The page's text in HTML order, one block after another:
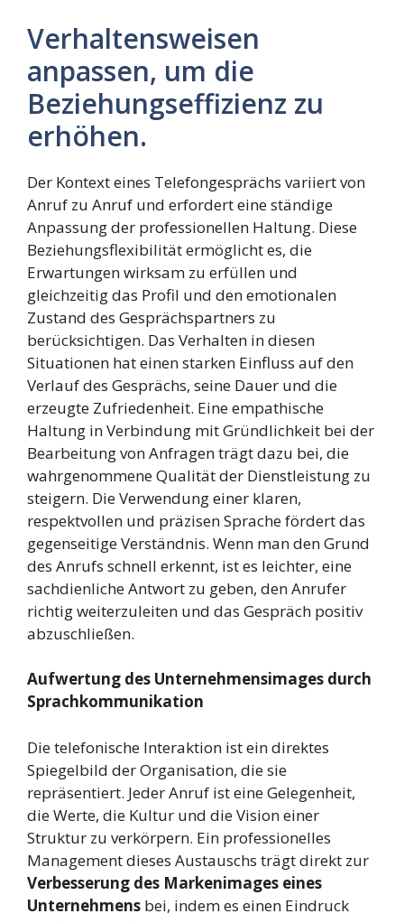
Verhaltensweisen
anpassen, um die
Beziehungseffizienz zu
erhöhen.
Der Kontext eines Telefongesprächs variiert von
Anruf zu Anruf und erfordert eine ständige
Anpassung der professionellen Haltung. Diese
Beziehungsflexibilität ermöglicht es, die
Erwartungen wirksam zu erfüllen und
gleichzeitig das Profil und den emotionalen
Zustand des Gesprächspartners zu
berücksichtigen. Das Verhalten in diesen
Situationen hat einen starken Einfluss auf den
Verlauf des Gesprächs, seine Dauer und die
erzeugte Zufriedenheit. Eine empathische
Haltung in Verbindung mit Gründlichkeit bei der
Bearbeitung von Anfragen trägt dazu bei, die
wahrgenommene Qualität der Dienstleistung zu
steigern. Die Verwendung einer klaren,
respektvollen und präzisen Sprache fördert das
gegenseitige Verständnis. Wenn man den Grund
des Anrufs schnell erkennt, ist es leichter, eine
sachdienliche Antwort zu geben, den Anrufer
richtig weiterzuleiten und das Gespräch positiv
abzuschließen.
Aufwertung des Unternehmensimages durch
Sprachkommunikation
Die telefonische Interaktion ist ein direktes
Spiegelbild der Organisation, die sie
repräsentiert. Jeder Anruf ist eine Gelegenheit,
die Werte, die Kultur und die Vision einer
Struktur zu verkörpern. Ein professionelles
Management dieses Austauschs trägt direkt zur
Verbesserung des Markenimages eines
Unternehmens bei, indem es einen Eindruck